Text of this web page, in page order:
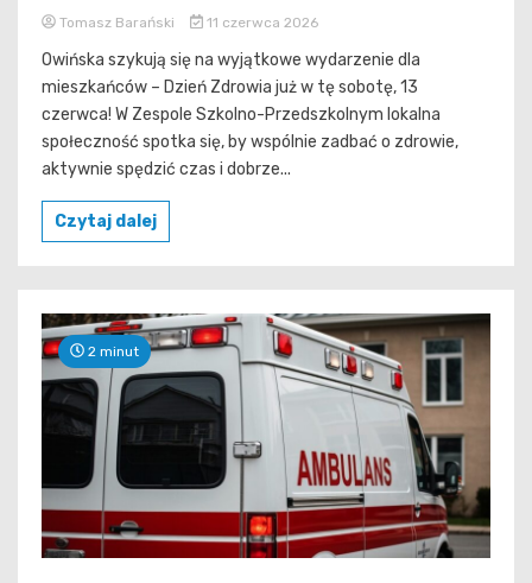
Tomasz Barański 11 czerwca 2026
Owińska szykują się na wyjątkowe wydarzenie dla
mieszkańców – Dzień Zdrowia już w tę sobotę, 13
czerwca! W Zespole Szkolno-Przedszkolnym lokalna
społeczność spotka się, by wspólnie zadbać o zdrowie,
aktywnie spędzić czas i dobrze...
Czytaj dalej
2 minut